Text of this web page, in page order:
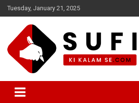
Skip
to
Tuesday, January 21, 2025
सूफी की कलम से